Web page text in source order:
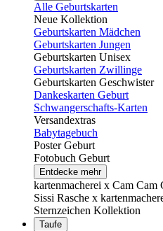
Alle Geburtskarten
Neue Kollektion
Geburtskarten Mädchen
Geburtskarten Jungen
Geburtskarten Unisex
Geburtskarten Zwillinge
Geburtskarten Geschwister
Dankeskarten Geburt
Schwangerschafts-Karten
Versandextras
Babytagebuch
Poster Geburt
Fotobuch Geburt
Entdecke mehr
kartenmacherei x Cam Cam
Sissi Rasche x
Sternzeichen Kollektion
Taufe